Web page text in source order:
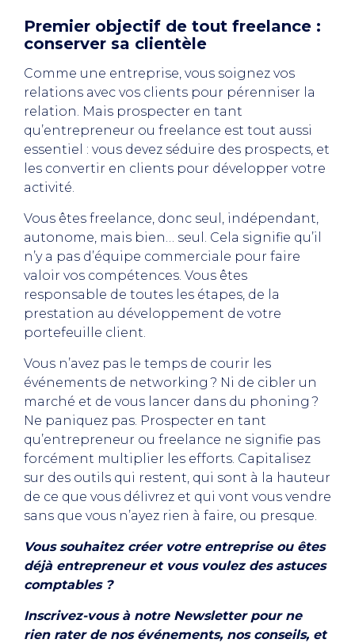
Premier objectif de tout freelance :
conserver sa clientèle
Comme une entreprise, vous soignez vos
relations avec vos clients pour pérenniser la
relation. Mais prospecter en tant
qu’entrepreneur ou freelance est tout aussi
essentiel : vous devez séduire des prospects, et
les convertir en clients pour développer votre
activité.
Vous êtes freelance, donc seul, indépendant,
autonome, mais bien… seul. Cela signifie qu’il
n’y a pas d’équipe commerciale pour faire
valoir vos compétences. Vous êtes
responsable de toutes les étapes, de la
prestation au développement de votre
portefeuille client.
Vous n’avez pas le temps de courir les
événements de networking ? Ni de cibler un
marché et de vous lancer dans du phoning ?
Ne paniquez pas. Prospecter en tant
qu’entrepreneur ou freelance ne signifie pas
forcément multiplier les efforts. Capitalisez
sur des outils qui restent, qui sont à la hauteur
de ce que vous délivrez et qui vont vous vendre
sans que vous n’ayez rien à faire, ou presque.
Vous souhaitez créer votre entreprise ou êtes
déjà entrepreneur et vous voulez des astuces
comptables ?
Inscrivez-vous à notre Newsletter pour ne
rien rater de nos événements, nos conseils, et